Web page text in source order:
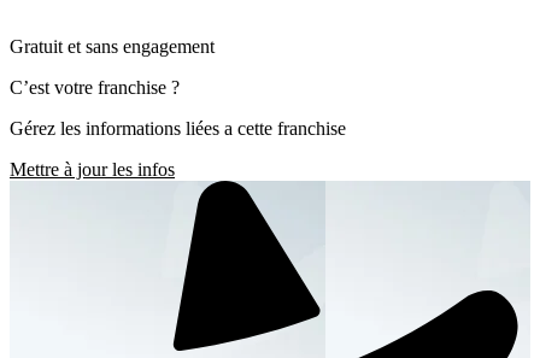
Gratuit et sans engagement
C’est votre franchise ?
Gérez les informations liées a cette franchise
Mettre à jour les infos